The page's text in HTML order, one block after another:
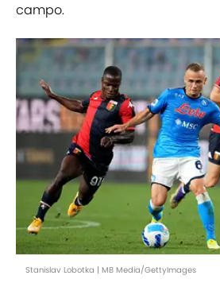
campo.
Stanislav Lobotka | MB Media/GettyImages